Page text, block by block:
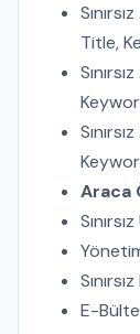
Title,
Araca
E-